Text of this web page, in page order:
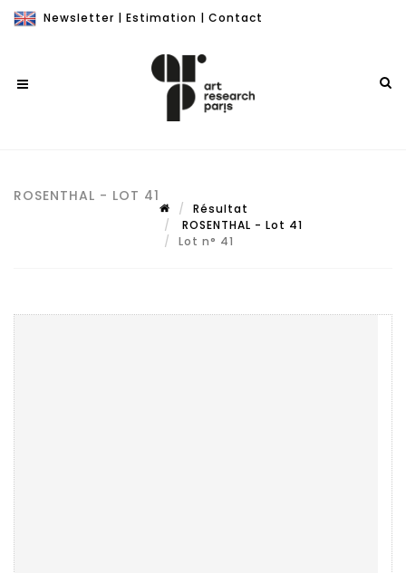
Newsletter | Estimation | Contact
ROSENTHAL - LOT 41
Résultat
ROSENTHAL - Lot 41
Lot n° 41